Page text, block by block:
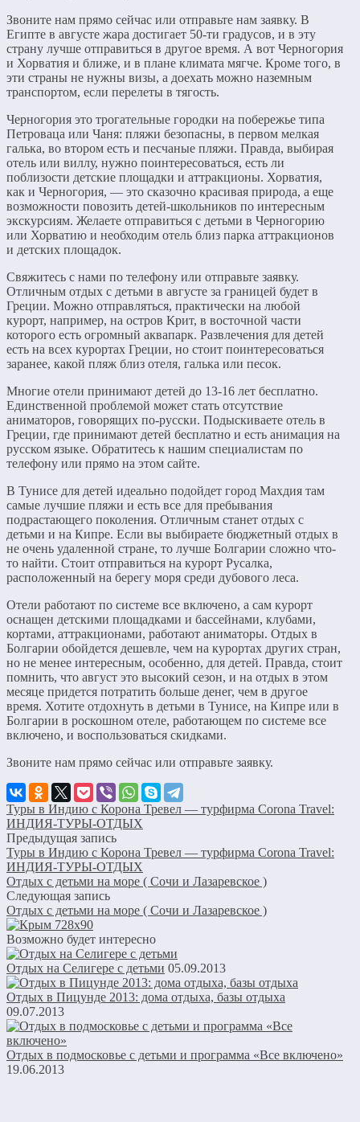
Звоните нам прямо сейчас или отправьте нам заявку. В
Египте в августе жара достигает 50-ти градусов, и в эту
страну лучше отправиться в другое время. А вот Черногория
и Хорватия и ближе, и в плане климата мягче. Кроме того, в
эти страны не нужны визы, а доехать можно наземным
транспортом, если перелеты в тягость.
Черногория это трогательные городки на побережье типа
Петроваца или Чаня: пляжи безопасны, в первом мелкая
галька, во втором есть и песчаные пляжи. Правда, выбирая
отель или виллу, нужно поинтересоваться, есть ли
поблизости детские площадки и аттракционы. Хорватия,
как и Черногория, — это сказочно красивая природа, а еще
возможности повозить детей-школьников по интересным
экскурсиям. Желаете отправиться с детьми в Черногорию
или Хорватию и необходим отель близ парка аттракционов
и детских площадок.
Свяжитесь с нами по телефону или отправьте заявку.
Отличным отдых с детьми в августе за границей будет в
Греции. Можно отправляться, практически на любой
курорт, например, на остров Крит, в восточной части
которого есть огромный аквапарк. Развлечения для детей
есть на всех курортах Греции, но стоит поинтересоваться
заранее, какой пляж близ отеля, галька или песок.
Многие отели принимают детей до 13-16 лет бесплатно.
Единственной проблемой может стать отсутствие
аниматоров, говорящих по-русски. Подыскиваете отель в
Греции, где принимают детей бесплатно и есть анимация на
русском языке. Обратитесь к нашим специалистам по
телефону или прямо на этом сайте.
В Тунисе для детей идеально подойдет город Махдия там
самые лучшие пляжи и есть все для пребывания
подрастающего поколения. Отличным станет отдых с
детьми и на Кипре. Если вы выбираете бюджетный отдых в
не очень удаленной стране, то лучше Болгарии сложно что-
то найти. Стоит отправиться на курорт Русалка,
расположенный на берегу моря среди дубового леса.
Отели работают по системе все включено, а сам курорт
оснащен детскими площадками и бассейнами, клубами,
кортами, аттракционами, работают аниматоры. Отдых в
Болгарии обойдется дешевле, чем на курортах других стран,
но не менее интересным, особенно, для детей. Правда, стоит
помнить, что август это высокий сезон, и на отдых в этом
месяце придется потратить больше денег, чем в другое
время. Хотите отдохнуть в детьми в Тунисе, на Кипре или в
Болгарии в роскошном отеле, работающем по системе все
включено, и воспользоваться скидками.
Звоните нам прямо сейчас или отправьте заявку.
Туры в Индию с Корона Тревел — турфирма Corona Travel:
ИНДИЯ-ТУРЫ-ОТДЫХ
Предыдущая запись
Туры в Индию с Корона Тревел — турфирма Corona Travel:
ИНДИЯ-ТУРЫ-ОТДЫХ
Отдых с детьми на море ( Сочи и Лазаревское )
Следующая запись
Отдых с детьми на море ( Сочи и Лазаревское )
Возможно будет интересно
Отдых на Селигере с детьми 05.09.2013
Отдых в Пицунде 2013: дома отдыха, базы отдыха
09.07.2013
Отдых в подмосковье с детьми и программа «Все включено»
19.06.2013